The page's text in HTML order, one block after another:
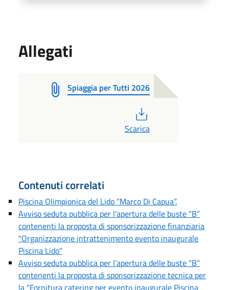
Allegati
Spiaggia per Tutti 2026
Scarica
Contenuti correlati
Piscina Olimpionica del Lido “Marco Di Capua”.
Avviso seduta pubblica per l’apertura delle buste "B”
contenenti la proposta di sponsorizzazione finanziaria
"Organizzazione intrattenimento evento inaugurale
Piscina Lido"
Avviso seduta pubblica per l’apertura delle buste "B”
contenenti la proposta di sponsorizzazione tecnica per
la "Fornitura catering per evento inaugurale Piscina